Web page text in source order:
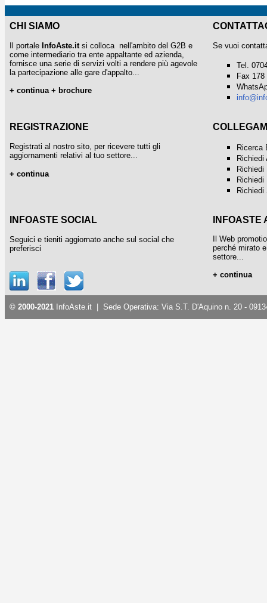
CHI SIAMO
Il portale InfoAste.itsi colloca nell'ambito del G2B e
come intermediario tra ente appaltante ed azienda,
fornisce una serie di servizi volti a rendere più agevole
la partecipazione alle gare d'appalto...
+ continua+ brochure
Se vuoi
Tel.
Fax 178
REGISTRAZIONE
Registrati al nostro sito, per ricevere tutti gli
aggiornamenti relativi al tuo settore...
+ continua
Ricerca
Richiedi
Richiedi
INFOASTE SOCIAL
Seguici e tieniti aggiornato anche sul social che
preferisci
INFOASTE
Il Web
perché mirato
settore...
+ continua
© 2000-2021 InfoAste.it | Sede Operativa: Via S.T. D'Aquino n. 20 -